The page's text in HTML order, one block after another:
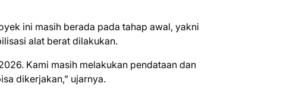
ini masih berada pada tahap awal, yakni
alat berat dilakukan.
Kami masih melakukan pendataan dan
dikerjakan,” ujarnya.